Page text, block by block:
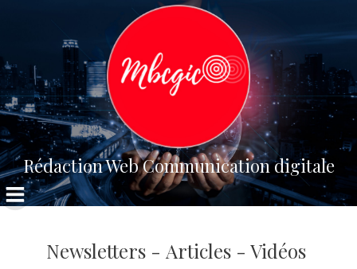
Aller
Rédaction Web Communication digitale
Newsletters - Articles - Vidéos